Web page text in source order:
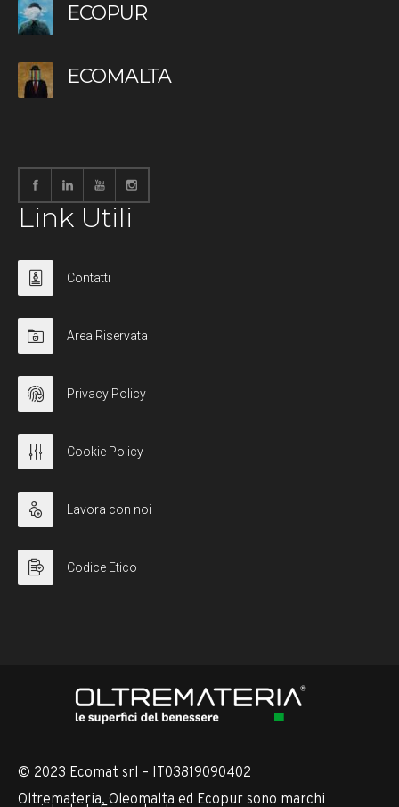
ECOPUR
ECOMALTA
Link Utili
Contatti
Area Riservata
Privacy Policy
Cookie Policy
Lavora con noi
Codice Etico
© 2023 Ecomat srl – IT03819090402
Oltremateria, Oleomalta ed Ecopur sono marchi